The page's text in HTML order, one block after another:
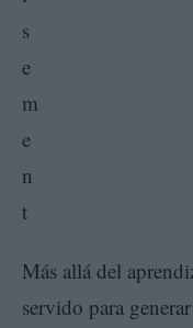
Más allá del
servido para